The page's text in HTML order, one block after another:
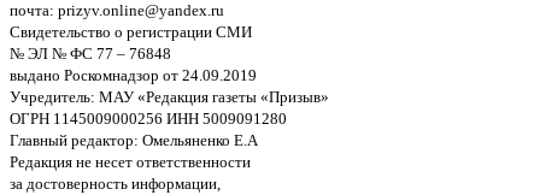
почта: prizyv.online@yandex.ru
Свидетельство о регистрации СМИ
№ ЭЛ № ФС 77 – 76848
выдано Роскомнадзор от 24.09.2019
Учредитель: МАУ «Редакция газеты «Призыв»
ОГРН 1145009000256 ИНН 5009091280
Главный редактор: Омельяненко Е.А
Редакция не несет ответственности
за достоверность информации,